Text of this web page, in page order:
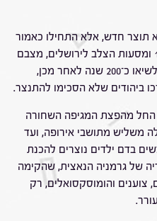
תוצר חדש, אלא התחילו כאמור
לפני מאות שנים. החל מהמאה ה־11 ומסעות הצלב לירושלים, מצבם
של היהודים הלך והורע, מה שהגיע לשיאו כ־200 שנה לאחר מכן,
ביהודים שלא הסכימו להתנצר.
החל מהפצת המגיפה השחורה
משליש מתושבי אירופה, ועד
בדם ילדים נוצרים להכנת
של גרמניה הנאצית, שהקימה
והומוסקסואלים, רק